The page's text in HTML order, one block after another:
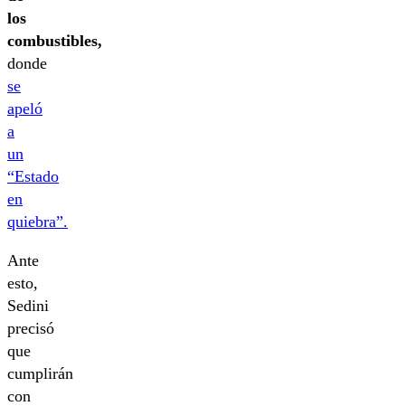
los
combustibles,
donde
se
apeló
a
un
“Estado
en
quiebra”.
Ante
esto,
Sedini
precisó
que
cumplirán
con